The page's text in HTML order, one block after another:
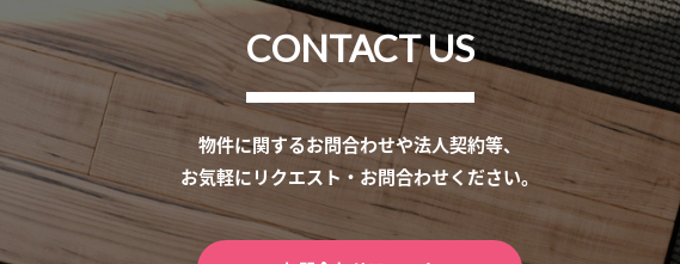
CONTACT US
物件に関するお問合わせや法人契約等、
お気軽にリクエスト・お問合わせください。